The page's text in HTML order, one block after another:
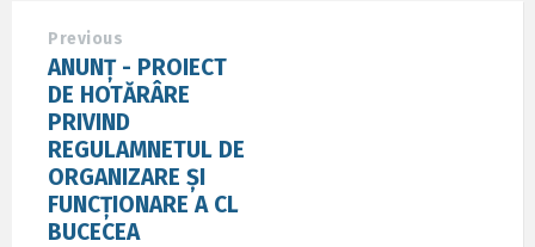
Previous
ANUNȚ - PROIECT
DE HOTĂRÂRE
PRIVIND
REGULAMNETUL DE
ORGANIZARE ȘI
FUNCȚIONARE A CL
BUCECEA